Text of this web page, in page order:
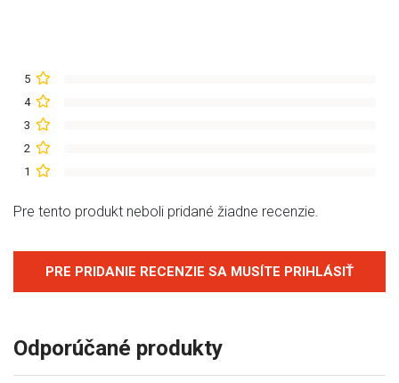
5
4
3
2
1
Pre tento produkt neboli pridané žiadne recenzie.
PRE PRIDANIE RECENZIE SA MUSÍTE PRIHLÁSIŤ
Odporúčané produkty